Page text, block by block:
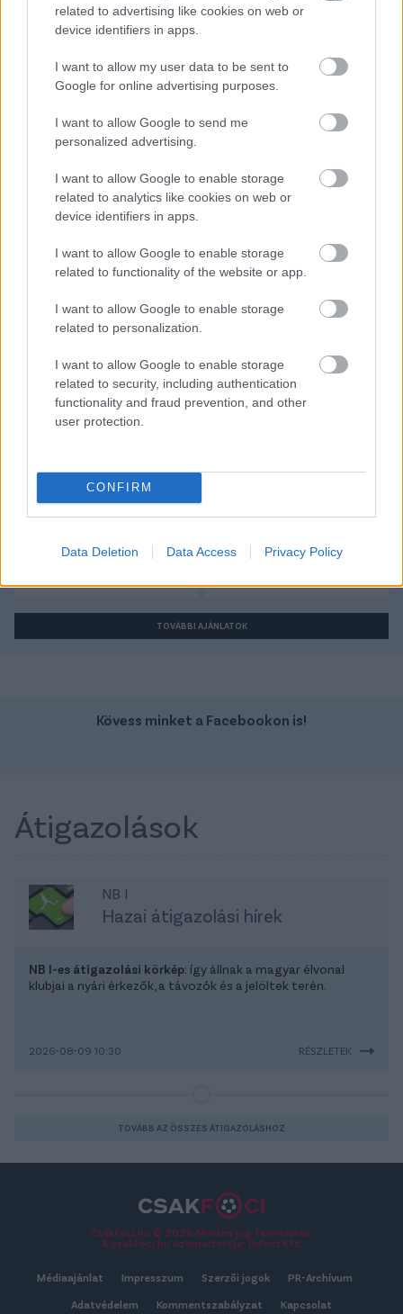
related to advertising like cookies on web or
device identifiers in apps.
I want to allow my user data to be sent to
Google for online advertising purposes.
I want to allow Google to send me
personalized advertising.
I want to allow Google to enable storage
related to analytics like cookies on web or
device identifiers in apps.
I want to allow Google to enable storage
related to functionality of the website or app.
I want to allow Google to enable storage
related to personalization.
I want to allow Google to enable storage
related to security, including authentication
functionality and fraud prevention, and other
user protection.
CONFIRM
Data Deletion Data Access Privacy Policy
Itt állíthatod be, hogy a Csakfoci az elsők
között legyen a Google-találatokban
Tetszett a cikk? Megosztanád?
Link másolása Email küldés
CÍMKÉK: #NB I #LÉGIÓSOK
#KERN MARTIN
Autópiac
Hyundai Tucson
Üzemanyag: Benzin
9 299 000 Ft
Hyundai Tucson
Üzemanyag: Benzin
9 299 000 Ft
TOVÁBBI AJÁNLATOK
Kövess minket a Facebookon is!
Átigazolások
NB I
Hazai átigazolási hírek
NB I-es átigazolási körkép: így állnak a magyar élvonal
klubjai a nyári érkezők, a távozók és a jelöltek terén.
2026-08-09 10:30 RÉSZLETEK
TOVÁBB AZ ÖSSZES ÁTIGAZOLÁSHOZ
Csakfoci.hu © 2026 Minden jog fenntartva.
A csakfoci.hu üzemeltetője: DrFoci Kft.
Médiaajánlat Impresszum Szerzői jogok PR-Archívum
Adatvédelem Kommentszabályzat Kapcsolat